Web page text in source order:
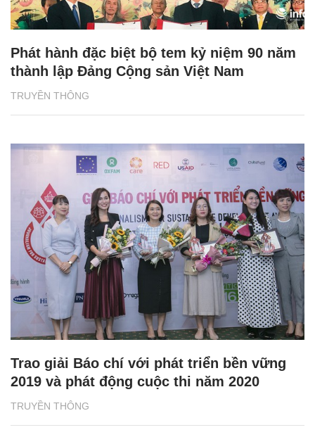
TRUYỀN THÔNG
Phát hành đặc biệt bộ tem kỷ niệm 90 năm
thành lập Đảng Cộng sản Việt Nam
TRUYỀN THÔNG
Trao giải Báo chí với phát triển bền vững
2019 và phát động cuộc thi năm 2020